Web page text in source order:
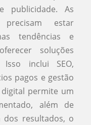
publicidade. As
estar
tendências e
soluções
inclui SEO,
pagos e gestão
permite um
além de
dos resultados, o